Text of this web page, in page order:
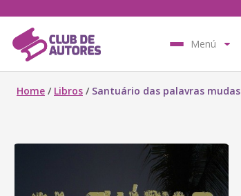
Menú
Home / Libros / Santuário das palavras mudas